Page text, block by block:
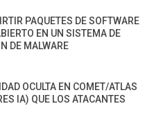
PAQUETES DE SOFTWARE
EN UN SISTEMA DE
DE MALWARE
OCULTA EN COMET/ATLAS
IA) QUE LOS ATACANTES